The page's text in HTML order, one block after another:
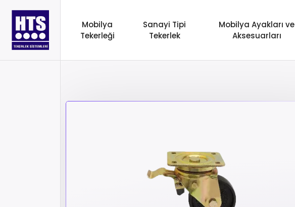
Mobilya
Tekerleği
Sanayi Tipi
Tekerlek
Mobilya Ayakları ve
Aksesuarları